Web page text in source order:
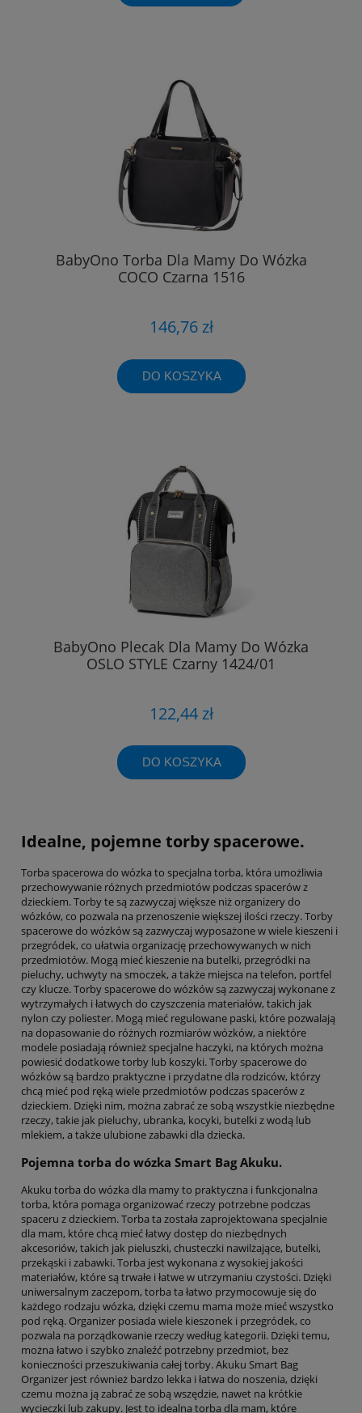
BabyOno Torba Dla Mamy Do Wózka
COCO Czarna 1516
146,76 zł
DO KOSZYKA
BabyOno Plecak Dla Mamy Do Wózka
OSLO STYLE Czarny 1424/01
122,44 zł
DO KOSZYKA
Idealne, pojemne torby spacerowe.
Torba spacerowa do wózka to specjalna torba, która umożliwia
przechowywanie różnych przedmiotów podczas spacerów z
dzieckiem. Torby te są zazwyczaj większe niż organizery do
wózków, co pozwala na przenoszenie większej ilości rzeczy. Torby
spacerowe do wózków są zazwyczaj wyposażone w wiele kieszeni i
przegródek, co ułatwia organizację przechowywanych w nich
przedmiotów. Mogą mieć kieszenie na butelki, przegródki na
pieluchy, uchwyty na smoczek, a także miejsca na telefon, portfel
czy klucze. Torby spacerowe do wózków są zazwyczaj wykonane z
wytrzymałych i łatwych do czyszczenia materiałów, takich jak
nylon czy poliester. Mogą mieć regulowane paski, które pozwalają
na dopasowanie do różnych rozmiarów wózków, a niektóre
modele posiadają również specjalne haczyki, na których można
powiesić dodatkowe torby lub koszyki. Torby spacerowe do
wózków są bardzo praktyczne i przydatne dla rodziców, którzy
chcą mieć pod ręką wiele przedmiotów podczas spacerów z
dzieckiem. Dzięki nim, można zabrać ze sobą wszystkie niezbędne
rzeczy, takie jak pieluchy, ubranka, kocyki, butelki z wodą lub
mlekiem, a także ulubione zabawki dla dziecka.
Pojemna torba do wózka Smart Bag Akuku.
Akuku torba do wózka dla mamy to praktyczna i funkcjonalna
torba, która pomaga organizować rzeczy potrzebne podczas
spaceru z dzieckiem. Torba ta została zaprojektowana specjalnie
dla mam, które chcą mieć łatwy dostęp do niezbędnych
akcesoriów, takich jak pieluszki, chusteczki nawilżające, butelki,
przekąski i zabawki. Torba jest wykonana z wysokiej jakości
materiałów, które są trwałe i łatwe w utrzymaniu czystości. Dzięki
uniwersalnym zaczepom, torba ta łatwo przymocowuje się do
każdego rodzaju wózka, dzięki czemu mama może mieć wszystko
pod ręką. Organizer posiada wiele kieszonek i przegródek, co
pozwala na porządkowanie rzeczy według kategorii. Dzięki temu,
można łatwo i szybko znaleźć potrzebny przedmiot, bez
konieczności przeszukiwania całej torby. Akuku Smart Bag
Organizer jest również bardzo lekka i łatwa do noszenia, dzięki
czemu można ją zabrać ze sobą wszędzie, nawet na krótkie
wycieczki lub zakupy. Jest to idealna torba dla mam, które